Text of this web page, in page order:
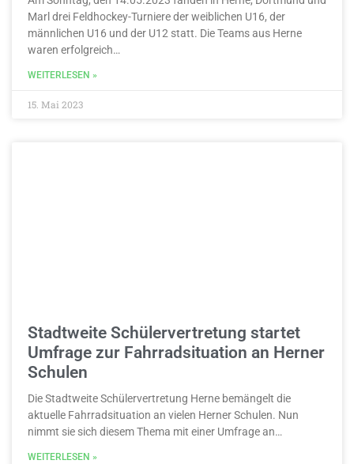
Marl drei Feldhockey-Turniere der weiblichen U16, der
männlichen U16 und der U12 statt. Die Teams aus Herne
waren erfolgreich…
WEITERLESEN »
15. Mai 2023
Stadtweite Schülervertretung startet
Umfrage zur Fahrradsituation an Herner
Schulen
Die Stadtweite Schülervertretung Herne bemängelt die
aktuelle Fahrradsituation an vielen Herner Schulen. Nun
nimmt sie sich diesem Thema mit einer Umfrage an…
WEITERLESEN »